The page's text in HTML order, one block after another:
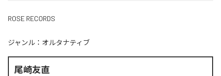
ROSE RECORDS
ジャンル： オルタナティブ
尾崎友直